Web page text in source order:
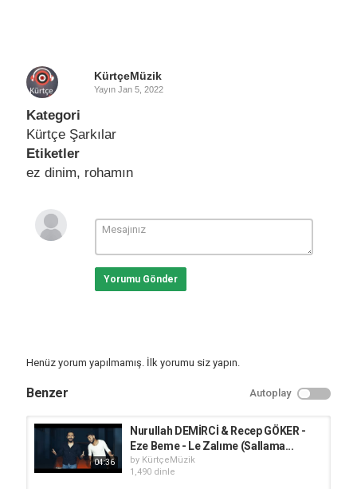
KürtçeMüzik
Yayın Jan 5, 2022
Kategori
Kürtçe Şarkılar
Etiketler
ez dinim, rohamın
Yorumu Gönder
Henüz yorum yapılmamış. İlk yorumu siz yapın.
Benzer Autoplay
04:36
Nurullah DEMİRCİ & Recep GÖKER -
Eze Beme - Le Zalıme (Sallama...
by KürtçeMüzik
1,490 dinle